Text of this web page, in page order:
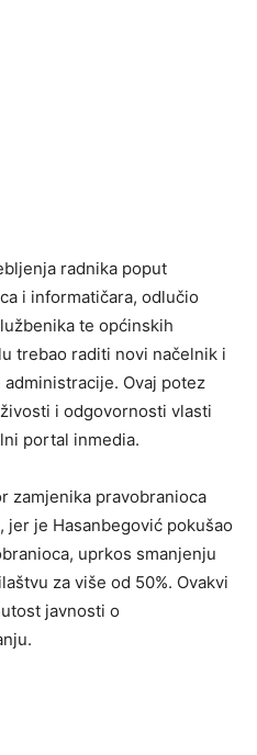
radnika poput
i informatičara, odlučio
te općinskih
trebao raditi novi načelnik i
Ovaj potez
i odgovornosti vlasti
portal inmedia.
zamjenika pravobranioca
je Hasanbegović pokušao
uprkos smanjenju
za više od 50%. Ovakvi
javnosti o